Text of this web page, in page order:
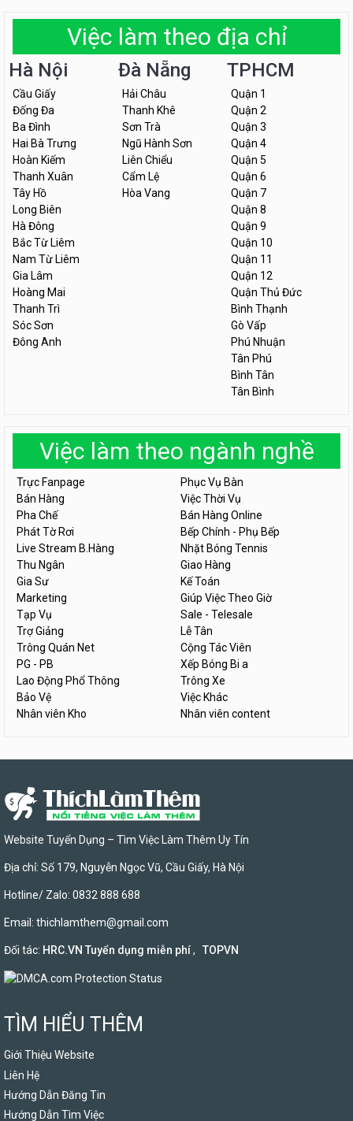
Việc làm theo địa chỉ
Hà Nội
Cầu Giấy
Đống Đa
Ba Đình
Hai Bà Trưng
Hoàn Kiếm
Thanh Xuân
Tây Hồ
Long Biên
Hà Đông
Bắc Từ Liêm
Nam Từ Liêm
Gia Lâm
Hoàng Mai
Thanh Trì
Sóc Sơn
Đông Anh
Đà Nẵng
Hải Châu
Thanh Khê
Sơn Trà
Ngũ Hành Sơn
Liên Chiểu
Cẩm Lệ
Hòa Vang
TPHCM
Quận 1
Quận 2
Quận 3
Quận 4
Quận 5
Quận 6
Quận 7
Quận 8
Quận 9
Quận 10
Quận 11
Quận 12
Quận Thủ Đức
Bình Thạnh
Gò Vấp
Phú Nhuận
Tân Phú
Bình Tân
Tân Bình
Việc làm theo ngành nghề
Trực Fanpage
Phục Vụ Bàn
Bán Hàng
Việc Thời Vụ
Pha Chế
Bán Hàng Online
Phát Tờ Rơi
Bếp Chính - Phụ Bếp
Live Stream B.Hàng
Nhặt Bóng Tennis
Thu Ngân
Giao Hàng
Gia Sư
Kế Toán
Marketing
Giúp Việc Theo Giờ
Tạp Vụ
Sale - Telesale
Trợ Giảng
Lễ Tân
Trông Quán Net
Cộng Tác Viên
PG - PB
Xếp Bóng Bi a
Lao Động Phổ Thông
Trông Xe
Bảo Vệ
Việc Khác
Nhân viên Kho
Nhân viên content
Website Tuyển Dụng – Tìm Việc Làm Thêm Uy Tín
Địa chỉ: Số 179, Nguyễn Ngọc Vũ, Cầu Giấy, Hà Nội
Hotline/ Zalo: 0832 888 688
Email: thichlamthem@gmail.com
Đối tác: HRC.VN Tuyển dụng miễn phí, TOPVN
TÌM HIỂU THÊM
Giới Thiệu Website
Liên Hệ
Hướng Dẫn Đăng Tin
Hướng Dẫn Tìm Việc